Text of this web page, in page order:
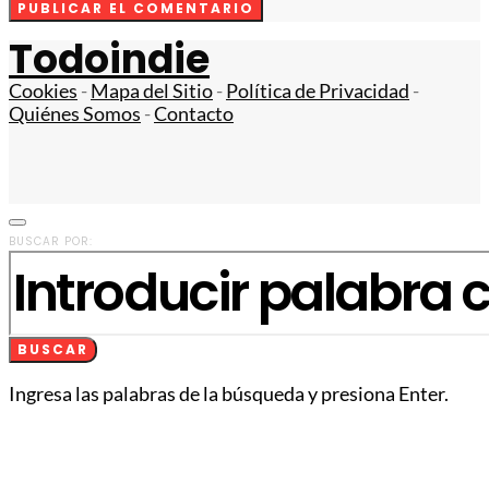
Todoindie
Cookies -Mapa del Sitio-Política de Privacidad -
Quiénes Somos -Contacto
BUSCAR POR:
BUSCAR
Ingresa las palabras de la búsqueda y presiona Enter.